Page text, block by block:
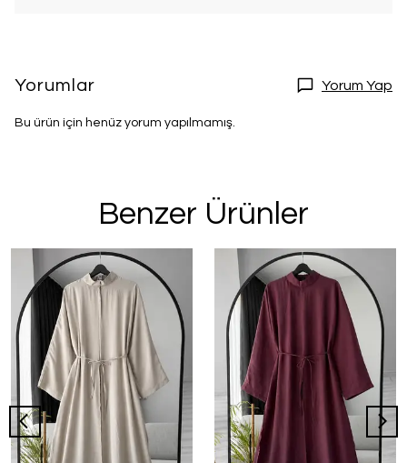
Yorumlar Yorum Yap
Bu ürün için henüz yorum yapılmamış.
Benzer Ürünler